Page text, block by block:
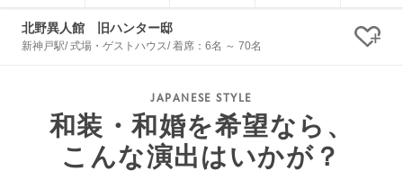
北野異人館 旧ハンター邸
新神戸駅/ 式場・ゲストハウス/ 着席：6名 ～ 70名 ク
和装・和婚を希望なら、
こんな演出はいかが？